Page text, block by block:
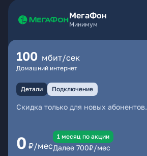
МегаФон
Минимум
100 мбит/сек
Домашний интернет
Детали Подключение
Скидка только для новых абонентов.
0 ₽/мес
1 месяц по акции
Далее 700₽/мес